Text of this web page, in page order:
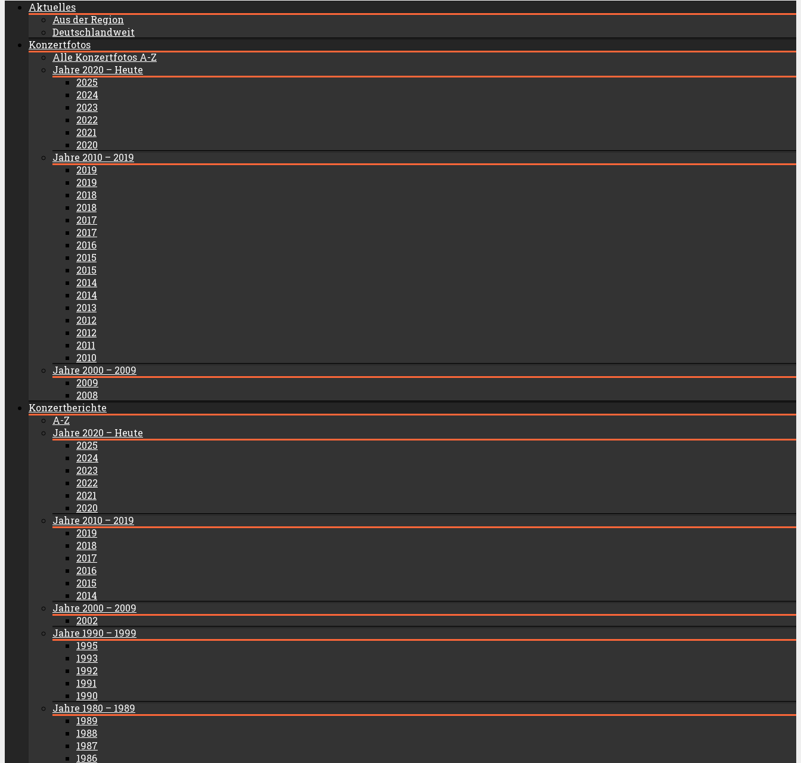
Aktuelles
Aus der Region
Deutschlandweit
Konzertfotos
Alle Konzertfotos A-Z
Jahre 2020 – Heute
2025
2024
2023
2022
2021
2020
Jahre 2010 – 2019
2019
2019
2018
2018
2017
2017
2016
2015
2015
2014
2014
2013
2012
2012
2011
2010
Jahre 2000 – 2009
2009
2008
Konzertberichte
A-Z
Jahre 2020 – Heute
2025
2024
2023
2022
2021
2020
Jahre 2010 – 2019
2019
2018
2017
2016
2015
2014
Jahre 2000 – 2009
2002
Jahre 1990 – 1999
1995
1993
1992
1991
1990
Jahre 1980 – 1989
1989
1988
1987
1986